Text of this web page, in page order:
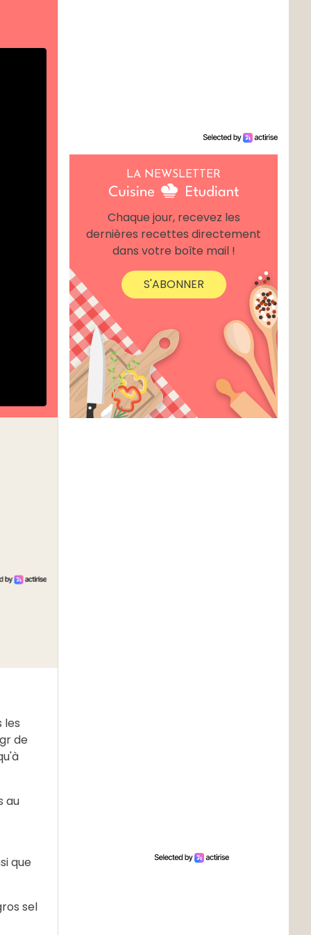
les
de
au
que
sel
LA NEWSLETTER
Chaque jour, recevez les
dernières recettes directement
dans votre boîte mail !
S'ABONNER